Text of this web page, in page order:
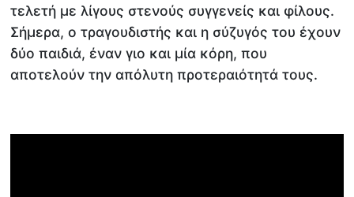
τελετή με λίγους στενούς συγγενείς και φίλους.
Σήμερα, ο τραγουδιστής και η σύζυγός του έχουν
δύο παιδιά, έναν γιο και μία κόρη, που
αποτελούν την απόλυτη προτεραιότητά τους.